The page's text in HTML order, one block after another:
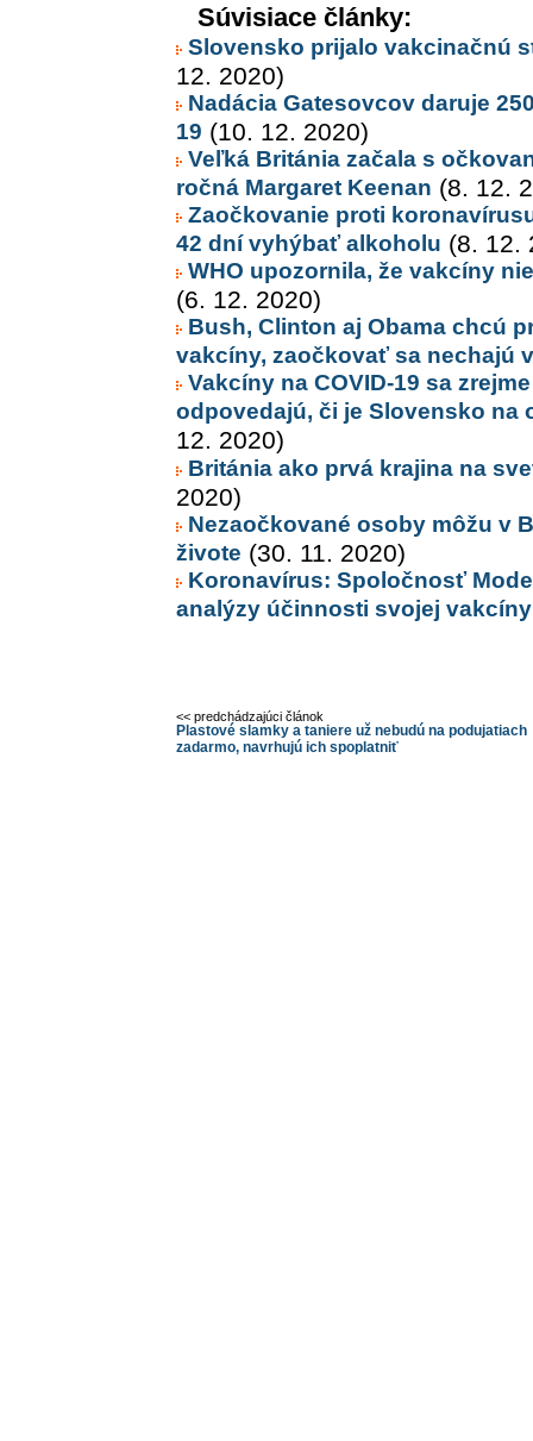
Súvisiace články:
Slovensko prijalo vakcinačnú
12. 2020)
Nadácia Gatesovcov daruje
19 (10. 12. 2020)
Veľká Británia začala s
ročná Margaret Keenan (8. 12.
Zaočkovanie proti
42 dní vyhýbať alkoholu (8. 12.
WHO upozornila, že vakcíny
(6. 12. 2020)
Bush, Clinton aj Obama chcú
vakcíny, zaočkovať sa nechajú
Vakcíny na COVID-19 sa
odpovedajú, či je Slovensko na
12. 2020)
Británia ako prvá krajina na
2020)
Nezaočkované osoby môžu v
živote (30. 11. 2020)
Koronavírus: Spoločnosť
analýzy účinnosti svojej vakcíny
<< predchádzajúci článok
Plastové slamky a taniere už nebudú na podujatiach
zadarmo, navrhujú ich spoplatniť